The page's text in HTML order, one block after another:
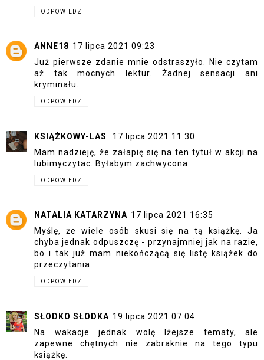
ODPOWIEDZ
ANNE18 17 lipca 2021 09:23
Już pierwsze zdanie mnie odstraszyło. Nie czytam
aż tak mocnych lektur. Żadnej sensacji ani
kryminału.
ODPOWIEDZ
KSIĄŻKOWY-LAS
17 lipca 2021 11:30
Mam nadzieję, że załapię się na ten tytuł w akcji na
lubimyczytac. Byłabym zachwycona.
ODPOWIEDZ
NATALIA KATARZYNA 17 lipca 2021 16:35
Myślę, że wiele osób skusi się na tą książkę. Ja
chyba jednak odpuszczę - przynajmniej jak na razie,
bo i tak już mam niekończącą się listę książek do
przeczytania.
ODPOWIEDZ
SŁODKO SŁODKA 19 lipca 2021 07:04
Na wakacje jednak wolę lżejsze tematy, ale
zapewne chętnych nie zabraknie na tego typu
książkę.